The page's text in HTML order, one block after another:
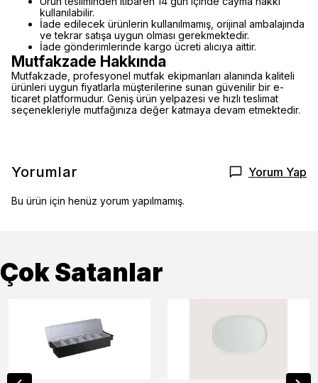
kullanılabilir.
İade edilecek ürünlerin kullanılmamış, orijinal ambalajında
ve tekrar satışa uygun olması gerekmektedir.
İade gönderimlerinde kargo ücreti alıcıya aittir.
Mutfakzade Hakkında
Mutfakzade, profesyonel mutfak ekipmanları alanında kaliteli
ürünleri uygun fiyatlarla müşterilerine sunan güvenilir bir e-
ticaret platformudur. Geniş ürün yelpazesi ve hızlı teslimat
seçenekleriyle mutfağınıza değer katmaya devam etmektedir.
Yorumlar Yorum Yap
Bu ürün için henüz yorum yapılmamış.
Çok Satanlar